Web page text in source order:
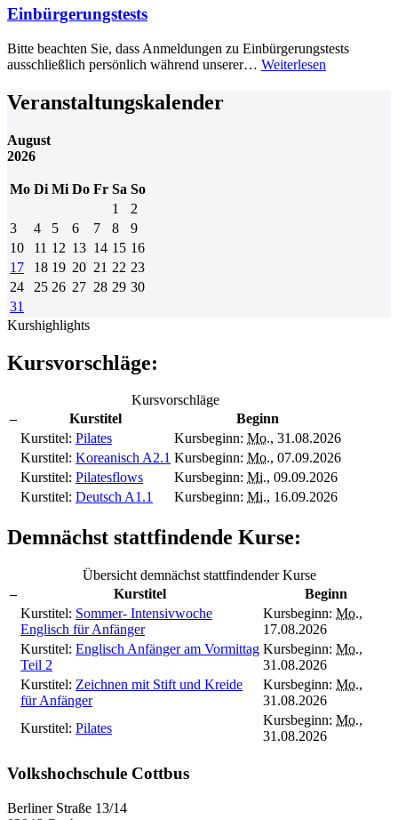
Einbürgerungstests
Bitte beachten Sie, dass Anmeldungen zu Einbürgerungstests
ausschließlich persönlich während unserer… Weiterlesen
Veranstaltungskalender
August
2026
Mo Di Mi Do Fr Sa So
1
2
3
4 5 6 7 8
9
10
11 12 13 14 15 16
17
18 19 20 21 22 23
24
25 26 27 28 29 30
31
Kurshighlights
Kursvorschläge:
Kursvorschläge
–
Kurstitel
Beginn
Kurstitel: Pilates Kursbeginn: Mo., 31.08.2026
Kurstitel: Koreanisch A2.1 Kursbeginn: Mo., 07.09.2026
Kurstitel: Pilatesflows Kursbeginn: Mi., 09.09.2026
Kurstitel: Deutsch A1.1 Kursbeginn: Mi., 16.09.2026
Demnächst stattfindende Kurse:
Übersicht demnächst stattfindender Kurse
–
Kurstitel
Beginn
Kurstitel: Sommer- Intensivwoche
Englisch für Anfänger
Kursbeginn: Mo.,
17.08.2026
Kurstitel: Englisch Anfänger am Vormittag
Teil 2
Kursbeginn: Mo.,
31.08.2026
Kurstitel: Zeichnen mit Stift und Kreide
für Anfänger
Kursbeginn: Mo.,
31.08.2026
Kurstitel: Pilates
Kursbeginn: Mo.,
31.08.2026
Volkshochschule Cottbus
Berliner Straße 13/14